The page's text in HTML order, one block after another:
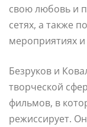
свою любовь и
сетях, а также
мероприятиях
Безруков и
творческой
фильмов, в
режиссирует.